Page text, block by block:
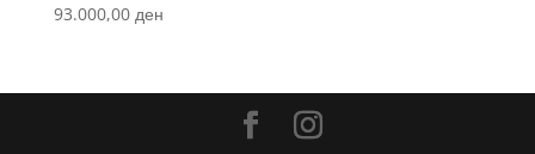
93.000,00 ден